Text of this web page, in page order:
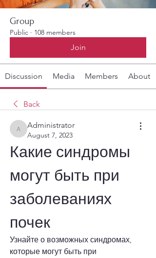
Group
Public · 108 members
Join
Discussion Media Members About
Back
Administrator
Administrator
August 7, 2023
Какие синдромы
могут быть при
заболеваниях
почек
Узнайте о возможных синдромах,
которые могут быть при